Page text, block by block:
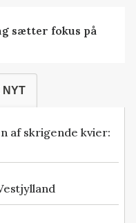
sætter fokus på
NYT
af skrigende kvier: